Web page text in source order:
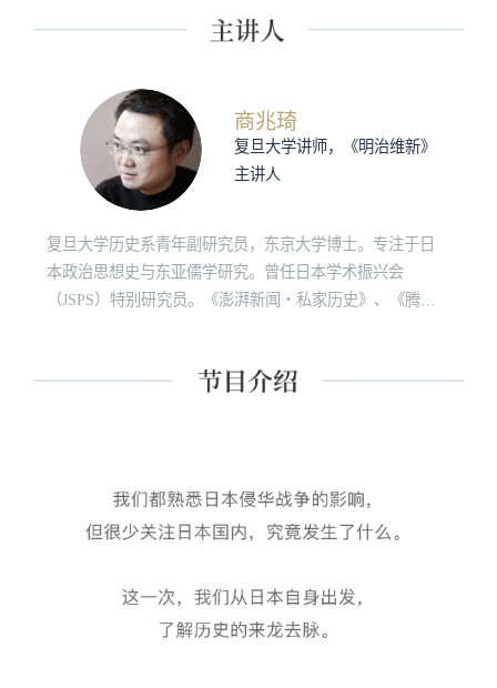
商兆琦
复旦大学讲师，《明治维新》
主讲人
复旦大学历史系青年副研究员，东京大学博士。专注于日
本政治思想史与东亚儒学研究。曾任日本学术振兴会
（JSPS）特别研究员。《澎湃新闻・私家历史》、《腾讯